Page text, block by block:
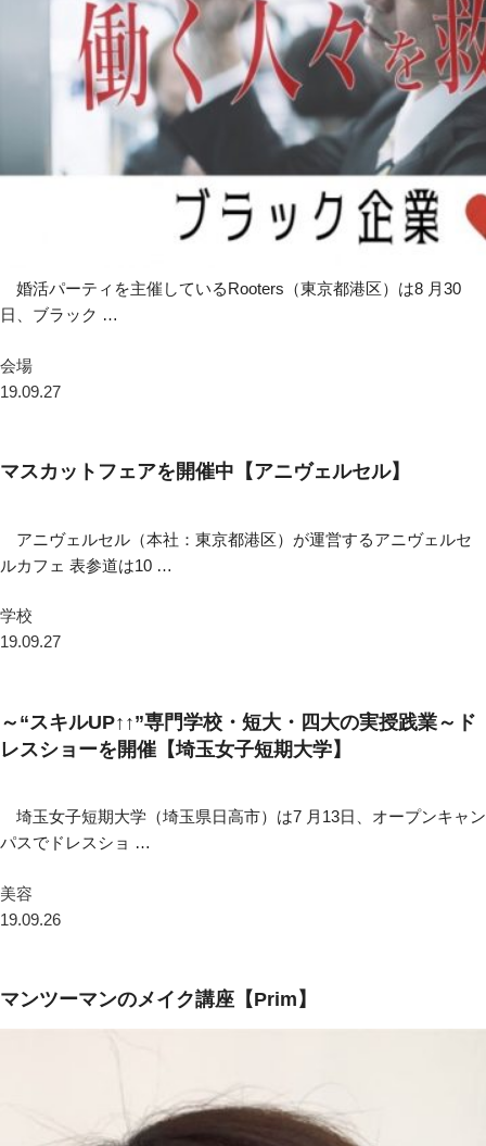
婚活パーティを主催しているRooters（東京都港区）は8 月30
日、ブラック …
会場
19.09.27
マスカットフェアを開催中【アニヴェルセル】
アニヴェルセル（本社：東京都港区）が運営するアニヴェルセ
ルカフェ 表参道は10 …
学校
19.09.27
～“スキルUP↑↑”専門学校・短大・四大の実授践業～ド
レスショーを開催【埼玉女子短期大学】
埼玉女子短期大学（埼玉県日高市）は7 月13日、オープンキャン
パスでドレスショ …
美容
19.09.26
マンツーマンのメイク講座【Prim】